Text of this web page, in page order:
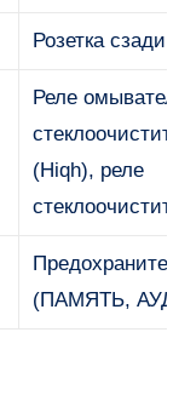
Розетка сзади
Реле
(Hiqh), реле
(ПАМЯТЬ,